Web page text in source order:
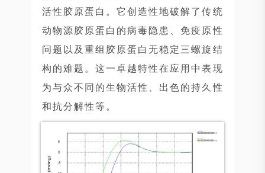
活性胶原蛋白。它创造性地破解了传统
动物源胶原蛋白的病毒隐患、免疫原性
问题以及重组胶原蛋白无稳定三螺旋结
构的难题。这一卓越特性在应用中表现
为与众不同的生物活性、出色的持久性
和抗分解性等。